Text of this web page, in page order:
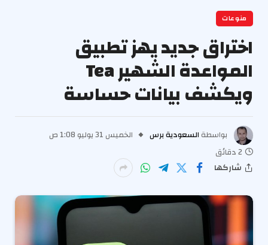
منوعات
اختراق جديد يهز تطبيق
المواعدة الشهير Tea
ويكشف بيانات حساسة
بواسطة السعودية برس
الخميس 31 يوليو 1:08 ص
2 دقائق
شاركها